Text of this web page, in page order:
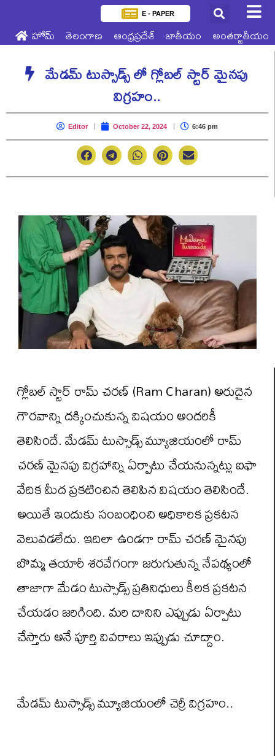
E - PAPER
హోమ్ తెలంగాణ ఆంధ్రప్రదేశ్ జాతీయం అంతర్జాతీయం
మేడమ్ టుస్సాడ్స్ లో గ్లోబల్ స్టార్ మైనపు
విగ్రహం..
Editor October 22, 2024 6:46 pm
గ్లోబల్ స్టార్ రామ్ చరణ్ (Ram Charan) అరుదైన
గౌరవాన్ని దక్కించుకున్న విషయం అందరికీ
తెలిసిందే. మేడమ్ టుస్సాడ్స్ మ్యూజియంలో రామ్
చరణ్ మైనపు విగ్రహాన్ని ఏర్పాటు చేయనున్నట్లు ఐఫా
వేదిక మీద ప్రకటించిన తెలిపిన విషయం తెలిసిందే.
అయితే ఇందుకు సంబంధించి అధికారిక ప్రకటన
వెలువడలేదు. ఇదిలా ఉండగా రామ్ చరణ్ మైనపు
బొమ్మ తయారీ శరవేగంగా జరుగుతున్న నేపథ్యంలో
తాజాగా మేడం టుస్సాడ్స్ ప్రతినిధులు కీలక ప్రకటన
చేయడం జరిగింది. మరి దానిని ఎప్పుడు ఏర్పాటు
చేస్తారు అనే పూర్తి వివరాలు ఇప్పుడు చూద్దాం.
మేడమ్ టుస్సాడ్స్ మ్యూజియంలో చెర్రీ విగ్రహం..